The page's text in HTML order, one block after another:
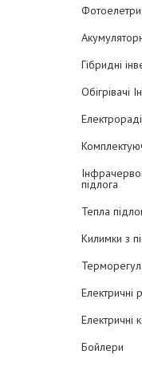
Гібридні
Обігрівачі
підлога
Тепла
Килимки з
Електричні
Електричні
Бойлери